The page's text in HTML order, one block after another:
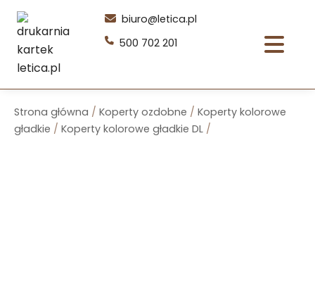
Przejdź
treści
biuro@letica.pl
500 702 201
Strona główna / Koperty ozdobne / Koperty kolorowe
gładkie / Koperty kolorowe gładkie DL /